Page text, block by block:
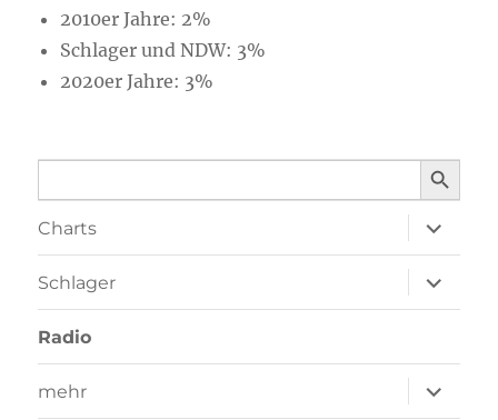
2010er Jahre: 2%
Schlager und NDW: 3%
2020er Jahre: 3%
Search
SEARCH
Charts
öffnen
Schlager
öffnen
Radio
mehr
öffnen